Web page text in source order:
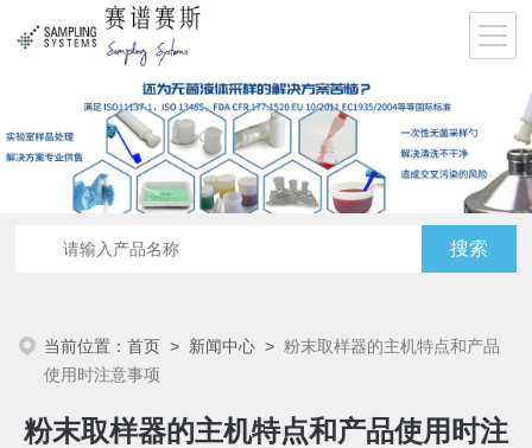
当前位置：首页 > 新闻中心 >粉末取样器的主机特点和产品
使用时注意事项
粉末取样器的主机特点和产品使用时注